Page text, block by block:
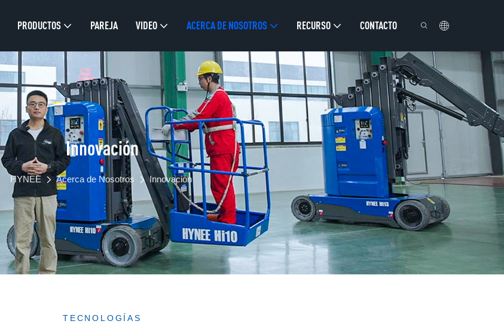
PRODUCTOS PAREJA VIDEO ACERCA DE NOSOTROS RECURSO CONTACTO
Innovación
HYNEE Acerca de Nosotros Innovación
TECNOLOGÍAS